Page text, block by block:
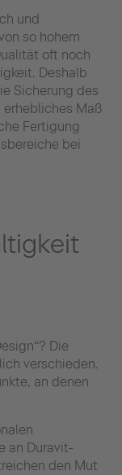
und
so hohem
oft noch
Deshalb
Sicherung des
erhebliches Maß
Fertigung
bei
Die
verschieden.
an denen
an Duravit-
den Mut